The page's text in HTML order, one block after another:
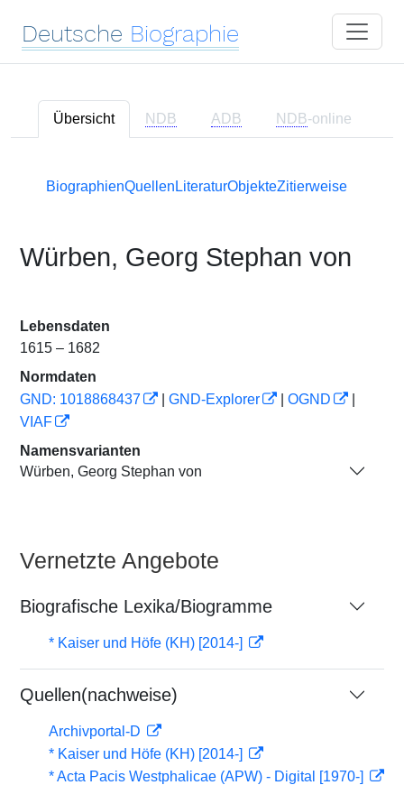
Deutsche Biographie
Übersicht NDB ADB NDB-online
BiographienQuellen LiteraturObjekteZitierweise
Würben, Georg Stephan von
Lebensdaten
1615 – 1682
Normdaten
GND: 1018868437
GND-Explorer OGND
VIAF
Namensvarianten
Würben, Georg Stephan von
Vernetzte Angebote
Biografische Lexika/Biogramme
* Kaiser und Höfe (KH) [2014-]
Quellen(nachweise)
Archivportal-D
* Kaiser und Höfe (KH) [2014-]
* Acta Pacis Westphalicae (APW) - Digital [1970-]